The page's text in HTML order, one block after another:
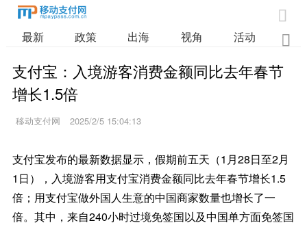

最新 政策 出海 视角 活动 业

支付宝：入境游客消费金额同比去年春节
增长1.5倍
移动支付网 2025/2/5 15:04:13
支付宝发布的最新数据显示，假期前五天（1月28日至2月
1日），入境游客用支付宝消费金额同比去年春节增长1.5
倍；用支付宝做外国人生意的中国商家数量也增长了一
倍。其中，来自240小时过境免签国以及中国单方面免签国